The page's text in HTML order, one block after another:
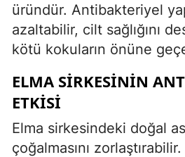
üründür. Antibakteriyel
azaltabilir, cilt sağlığını
kötü kokuların önüne
ELMA SIRKESININ
ETKISI
Elma sirkesindeki doğal
çoğalmasını